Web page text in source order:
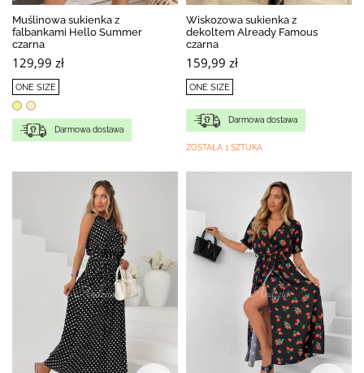
Muślinowa sukienka z
falbankami Hello Summer
czarna
129,99 zł
ONE SIZE
Darmowa dostawa
Wiskozowa sukienka z
dekoltem Already Famous
czarna
159,99 zł
ONE SIZE
Darmowa dostawa
ZOSTAŁA 1 SZTUKA